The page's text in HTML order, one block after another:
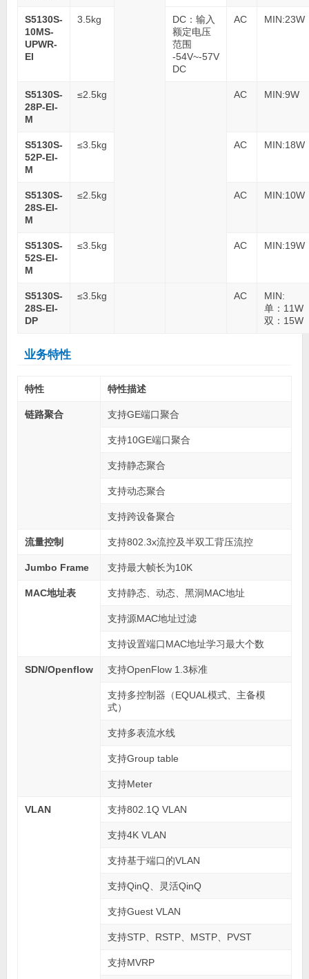
S5130S-
10MS-
UPWR-
EI
3.5kg
DC：输入
额定电压
范围
-54V~-57V
DC
AC MIN:23W
S5130S-
28P-EI-
M
≤2.5kg AC MIN:9W
S5130S-
52P-EI-
M
≤3.5kg AC MIN:18W
S5130S-
28S-EI-
M
≤2.5kg AC MIN:10W
S5130S-
52S-EI-
M
≤3.5kg AC MIN:19W
S5130S-
28S-EI-
DP
≤3.5kg AC
MIN:
单：11W
双：15W
业务特性
特性 特性描述
链路聚合 支持GE端口聚合
支持10GE端口聚合
支持静态聚合
支持动态聚合
支持跨设备聚合
流量控制 支持802.3x流控及半双工背压流控
Jumbo Frame 支持最大帧长为10K
MAC地址表 支持静态、动态、黑洞MAC地址
支持源MAC地址过滤
支持设置端口MAC地址学习最大个数
SDN/Openflow 支持OpenFlow 1.3标准
支持多控制器（EQUAL模式、主备模
式）
支持多表流水线
支持Group table
支持Meter
VLAN 支持802.1Q VLAN
支持4K VLAN
支持基于端口的VLAN
支持QinQ、灵活QinQ
支持Guest VLAN
支持STP、RSTP、MSTP、PVST
支持MVRP